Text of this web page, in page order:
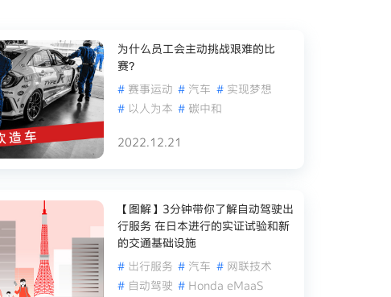
为什么员工会主动挑战艰难的比
赛？
# 赛事运动 # 汽车 # 实现梦想
# 以人为本 # 碳中和
2022.12.21
【图解】3分钟带你了解自动驾驶出
行服务 在日本进行的实证试验和新
的交通基础设施
# 出行服务 # 汽车 # 网联技术
# 自动驾驶 # Honda eMaaS